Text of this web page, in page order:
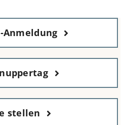
stellen